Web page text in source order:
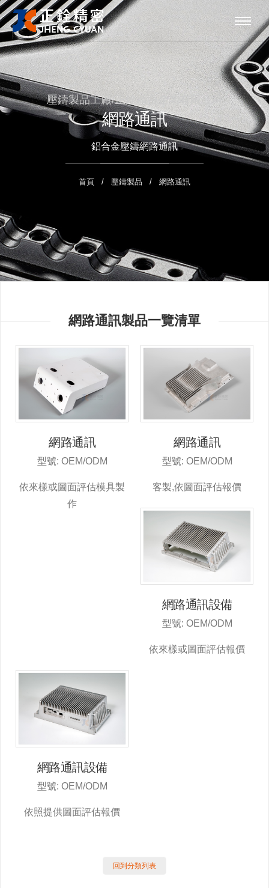
壓鑄製品工廠/正銓精密企業有限公司
網路通訊
鋁合金壓鑄網路通訊
首頁 壓鑄製品 網路通訊
網路通訊製品一覽清單
網路通訊
型號: OEM/ODM
依來樣或圖面評估模具製
作
網路通訊
型號: OEM/ODM
客製,依圖面評估報價
網路通訊設備
型號: OEM/ODM
依來樣或圖面評估報價
網路通訊設備
型號: OEM/ODM
依照提供圖面評估報價
回到分類列表